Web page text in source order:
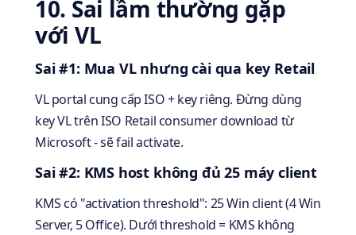
10. Sai lầm thường gặp
với VL
Sai #1: Mua VL nhưng cài qua key Retail
VL portal cung cấp ISO + key riêng. Đừng dùng
key VL trên ISO Retail consumer download từ
Microsoft - sẽ fail activate.
Sai #2: KMS host không đủ 25 máy client
KMS có "activation threshold": 25 Win client (4 Win
Server, 5 Office). Dưới threshold = KMS không